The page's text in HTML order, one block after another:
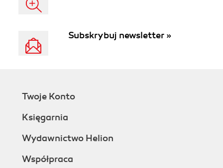
Subskrybuj newsletter »
Twoje Konto
Księgarnia
Wydawnictwo Helion
Współpraca